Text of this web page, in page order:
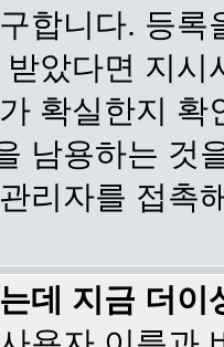
합니다. 등
았다면 지
확실한지
남용하는 것
리자를 접촉
데 지금 더